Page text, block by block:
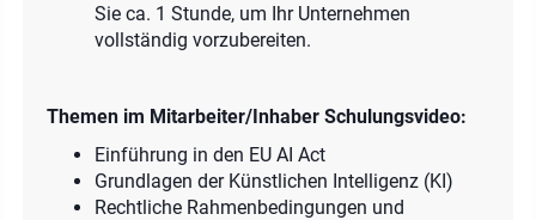
Sie ca. 1 Stunde, um Ihr Unternehmen
vollständig vorzubereiten.
Themen im Mitarbeiter/Inhaber Schulungsvideo:
Einführung in den EU AI Act
Grundlagen der Künstlichen Intelligenz (KI)
Rechtliche Rahmenbedingungen und